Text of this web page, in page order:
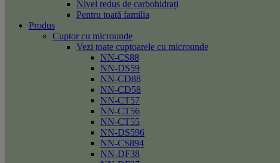
Nivel redus de carbohidrați
Pentru toată familia
Produs
Cuptor cu microunde
Vezi toate cuptoarele cu microunde
NN-CS88
NN-DS59
NN-CD88
NN-CD58
NN-CT57
NN-CT56
NN-CT55
NN-DS596
NN-CS894
NN-DF38